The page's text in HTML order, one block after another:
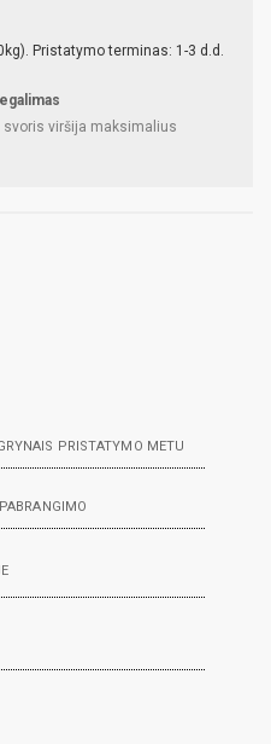
Pristatymo terminas: 1-3 d.d.
svoris viršija maksimalius
PRISTATYMO METU